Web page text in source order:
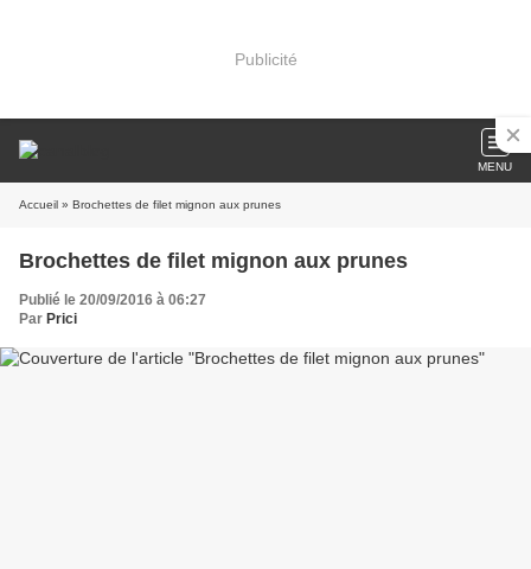
Publicité
MENU
Accueil » Brochettes de filet mignon aux prunes
Brochettes de filet mignon aux prunes
Publié le 20/09/2016 à 06:27
Par Prici